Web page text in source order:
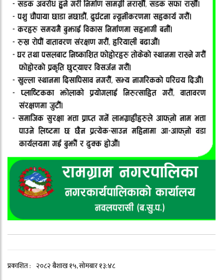
प्रकाशित : २०८२ बैशाख १५, सोमबार १३:४८